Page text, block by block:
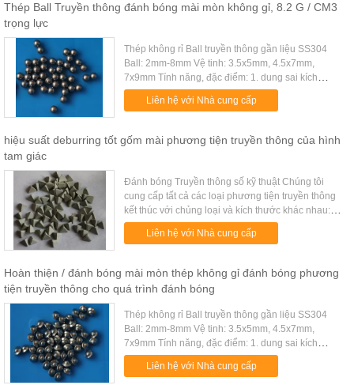
Thép Ball Truyền thông đánh bóng mài mòn không gỉ, 8.2 G / CM3
trọng lực
Thép không rỉ Ball truyền thông gần liệu SS304
Ball: 2mm-8mm Vệ tinh: 3.5x5mm, 4.5x7mm,
7x9mm Tính năng, đặc điểm: 1. dung sai kích
thước Tight 2. Giá cả hợp lý với chất lượng tốt 3.
Không có thiệt hại về kích ...
Liên hệ với Nhà cung cấp
hiệu suất deburring tốt gốm mài phương tiện truyền thông của hình
tam giác
Đánh bóng Truyền thông số kỹ thuật Chúng tôi
cung cấp tất cả các loại phương tiện truyền thông
kết thúc với chủng loại và kích thước khác nhau:
phương tiện truyền thông bằng gốm phương tiện
truyền thông sứ phư...
Liên hệ với Nhà cung cấp
Hoàn thiện / đánh bóng mài mòn thép không gỉ đánh bóng phương
tiện truyền thông cho quá trình đánh bóng
Thép không rỉ Ball truyền thông gần liệu SS304
Ball: 2mm-8mm Vệ tinh: 3.5x5mm, 4.5x7mm,
7x9mm Tính năng, đặc điểm: 1. dung sai kích
thước Tight 2. Giá cả hợp lý với chất lượng tốt 3.
Không có thiệt hại về kích ...
Liên hệ với Nhà cung cấp